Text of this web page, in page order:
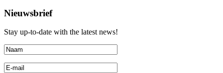
Nieuwsbrief
Stay up-to-date with the latest news!